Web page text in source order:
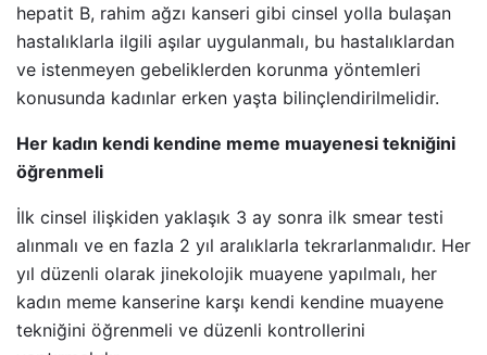
hepatit B, rahim ağzı kanseri gibi cinsel yolla bulaşan
hastalıklarla ilgili aşılar uygulanmalı, bu hastalıklardan
ve istenmeyen gebeliklerden korunma yöntemleri
konusunda kadınlar erken yaşta bilinçlendirilmelidir.
Her kadın kendi kendine meme muayenesi tekniğini
öğrenmeli
İlk cinsel ilişkiden yaklaşık 3 ay sonra ilk smear testi
alınmalı ve en fazla 2 yıl aralıklarla tekrarlanmalıdır. Her
yıl düzenli olarak jinekolojik muayene yapılmalı, her
kadın meme kanserine karşı kendi kendine muayene
tekniğini öğrenmeli ve düzenli kontrollerini